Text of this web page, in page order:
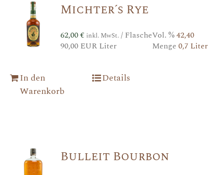
Michter´s Rye
62,00€ inkl. MwSt./ Flasche
90,00 EUR Liter
Vol. %42,40
Menge 0,7 Liter
In den
Warenkorb
Details
Bulleit Bourbon